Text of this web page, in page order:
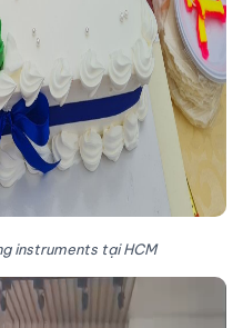
instruments tại HCM